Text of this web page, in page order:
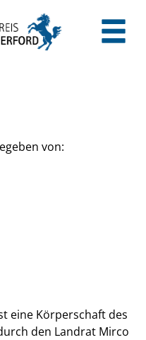
von:
eine Körperschaft des
den Landrat Mirco